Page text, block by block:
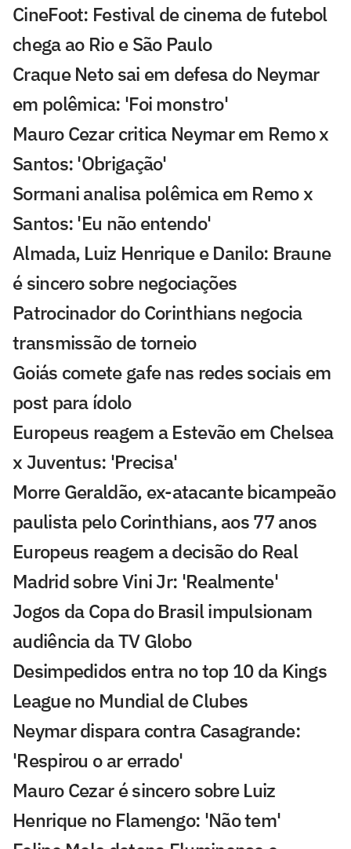
CineFoot: Festival de cinema de futebol
chega ao Rio e São Paulo
Craque Neto sai em defesa do Neymar
em polêmica: 'Foi monstro'
Mauro Cezar critica Neymar em Remo x
Santos: 'Obrigação'
Sormani analisa polêmica em Remo x
Santos: 'Eu não entendo'
Almada, Luiz Henrique e Danilo: Braune
é sincero sobre negociações
Patrocinador do Corinthians negocia
transmissão de torneio
Goiás comete gafe nas redes sociais em
post para ídolo
Europeus reagem a Estevão em Chelsea
x Juventus: 'Precisa'
Morre Geraldão, ex-atacante bicampeão
paulista pelo Corinthians, aos 77 anos
Europeus reagem a decisão do Real
Madrid sobre Vini Jr: 'Realmente'
Jogos da Copa do Brasil impulsionam
audiência da TV Globo
Desimpedidos entra no top 10 da Kings
League no Mundial de Clubes
Neymar dispara contra Casagrande:
'Respirou o ar errado'
Mauro Cezar é sincero sobre Luiz
Henrique no Flamengo: 'Não tem'